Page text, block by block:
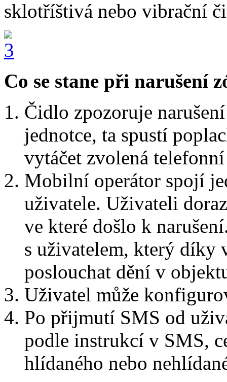
sklotříštivá nebo vibrační
Co se stane při narušení
Čidlo zpozoruje
jednotce, ta spustí
vytáčet zvolená
Mobilní operátor spojí
uživatele. Uživateli
ve které došlo k
s uživatelem, který díky
poslouchat dění v
Uživatel může
Po přijmutí SMS od
podle instrukcí v SMS,
hlídaného nebo